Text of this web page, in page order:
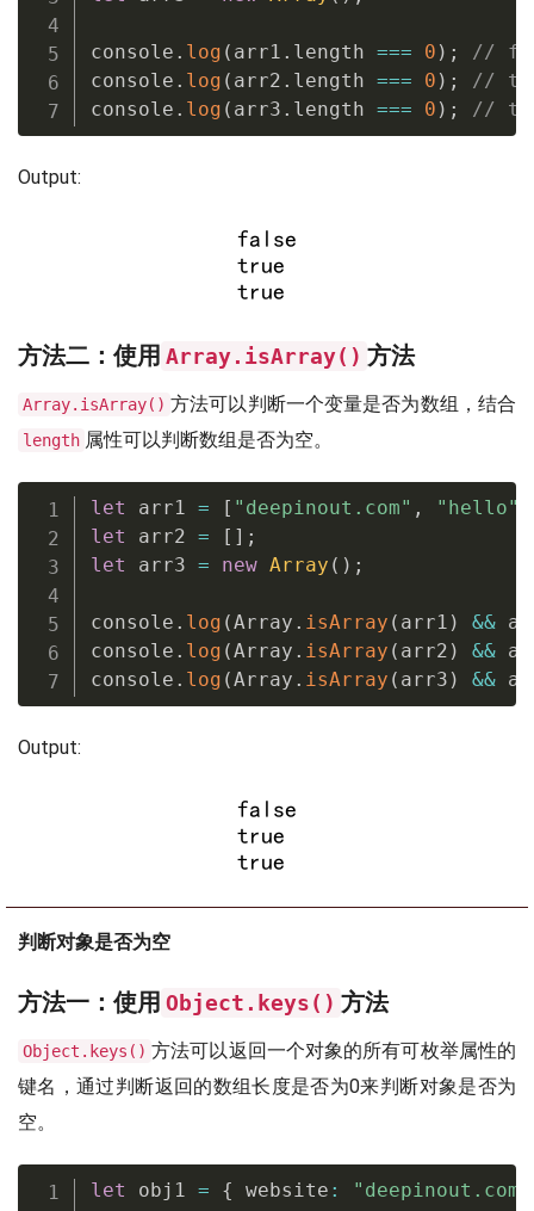
console . log ( arr1 . length === 0 ) ;
//
console . log ( arr2 . length === 0 ) ;
//
console . log ( arr3 . length === 0 ) ; //
Output:
方法二：使用 Array.isArray() 方法
Array.isArray() 方法可以判断一个变量是否为数组，结合
length 属性可以判断数组是否为空。
let arr1 = [ "deepinout.com" , "hello"
let arr2 = [ ] ;
let arr3 = new Array ( ) ;
console . log (Array . isArray ( arr1 ) &&
console . log (Array . isArray ( arr2 ) &&
console . log (Array . isArray ( arr3 ) &&
Output:
判断对象是否为空
方法一：使用 Object.keys() 方法
Object.keys() 方法可以返回一个对象的所有可枚举属性的
键名，通过判断返回的数组长度是否为0来判断对象是否为
空。
let obj1 = { website : "deepinout.com"